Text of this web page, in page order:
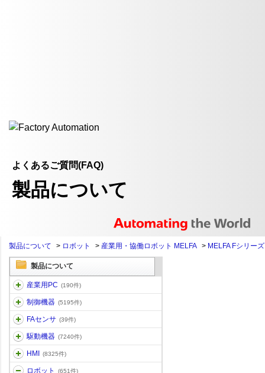
よくあるご質問(FAQ)
製品について
製品について > ロボット > 産業用・協働ロボット MELFA > MELFA Fシリーズ
製品について
産業用PC (190件)
制御機器 (5195件)
FAセンサ (39件)
駆動機器 (7240件)
HMI (8325件)
ロボット (651件)